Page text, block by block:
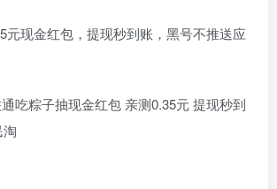
元现金红包，提现秒到账，黑号不推送应